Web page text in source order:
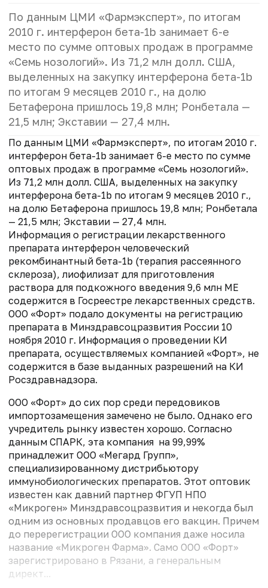
По данным ЦМИ «Фармэксперт», по итогам
2010 г. интерферон бета-1b занимает 6-е
место по сумме оптовых продаж в программе
«Семь нозологий». Из 71,2 млн долл. США,
выделенных на закупку интерферона бета-1b
по итогам 9 месяцев 2010 г., на долю
Бетаферона пришлось 19,8 млн; Ронбетала —
21,5 млн; Экставии — 27,4 млн.
По данным ЦМИ «Фармэксперт», по итогам 2010 г.
интерферон бета-1b занимает 6-е место по сумме
оптовых продаж в программе «Семь нозологий».
Из 71,2 млн долл. США, выделенных на закупку
интерферона бета-1b по итогам 9 месяцев 2010 г.,
на долю Бетаферона пришлось 19,8 млн; Ронбетала
— 21,5 млн; Экставии — 27,4 млн.
Информация о регистрации лекарственного
препарата интерферон человеческий
рекомбинантный бета-1b (терапия рассеянного
склероза), лиофилизат для приготовления
раствора для подкожного введения 9,6 млн МЕ
содержится в Госреестре лекарственных средств.
ООО «Форт» подало документы на регистрацию
препарата в Минздравсоцразвития России 10
ноября 2010 г. Информация о проведении КИ
препарата, осуществляемых компанией «Форт», не
содержится в базе выданных разрешений на КИ
Росздравнадзора.
ООО «Форт» до сих пор среди передовиков
импортозамещения замечено не было. Однако его
учредитель рынку известен хорошо. Согласно
данным СПАРК, эта компания на 99,99%
принадлежит ООО «Мегард Групп»,
специализированному дистрибьютору
иммунобиологических препаратов. Этот оптовик
известен как давний партнер ФГУП НПО
«Микроген» Минздравсоцразвития и некогда был
одним из основных продавцов его вакцин. Причем
до перерегистрации ООО компания даже носила
название «Микроген Фарма». Само ООО «Форт»
зарегистрировано в Рязани, а генеральным
директ...